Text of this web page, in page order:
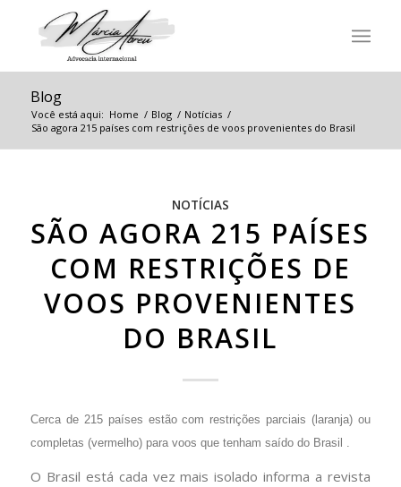
Blog
Você está aqui: Home / Blog / Notícias /
São agora 215 países com restrições de voos provenientes do Brasil
NOTÍCIAS
SÃO AGORA 215 PAÍSES
COM RESTRIÇÕES DE
VOOS PROVENIENTES
DO BRASIL
Cerca de 215 países estão com restrições parciais (laranja) ou
completas (vermelho) para voos que tenham saído do Brasil .
O Brasil está cada vez mais isolado informa a revista